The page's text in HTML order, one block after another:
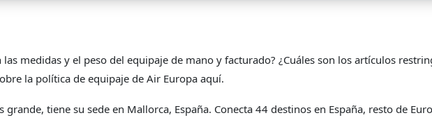
medidas y el peso del equipaje de mano y facturado? ¿Cuáles son los artículos
la política de equipaje de Air Europa aquí.
tiene su sede en Mallorca, España. Conecta 44 destinos en España, resto de